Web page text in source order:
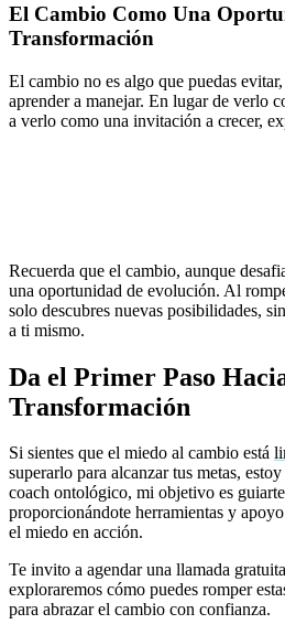
El Cambio Como Una
Transformación
El cambio no es algo que puedas
aprender a manejar. En lugar de verlo
a verlo como una invitación a crecer,
Recuerda que el cambio, aunque
una oportunidad de evolución. Al
solo descubres nuevas posibilidades,
a ti mismo.
Da el Primer Paso
Transformación
Si sientes que el miedo al cambio está
superarlo para alcanzar tus metas,
coach ontológico, mi objetivo es
proporcionándote herramientas y
el miedo en acción.
Te invito a agendar una llamada
exploraremos cómo puedes romper
para abrazar el cambio con confianza.